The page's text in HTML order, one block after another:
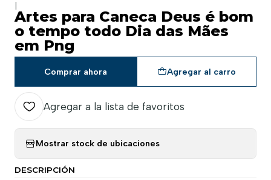
Artes para Caneca Deus é bom
o tempo todo Dia das Mães
em Png
Agregar al carro
Comprar ahora
Agregar a la lista de favoritos
Mostrar stock de ubicaciones
DESCRIPCIÓN